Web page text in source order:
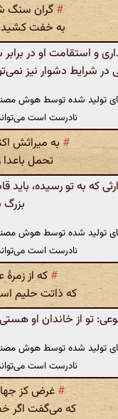
# گران سنگ
به خفت
و استقامت او در
شرایط دشوار نیز
تولید شده توسط هوش
نادرست است
# به میراثش
تحمل
که به تو رسیده،
تولید شده توسط هوش
نادرست است
#که از
که ذاتت حلیم
تو از خاندان او
تولید شده توسط هوش
نادرست است
#غرض کز
که می‌گفت اگر